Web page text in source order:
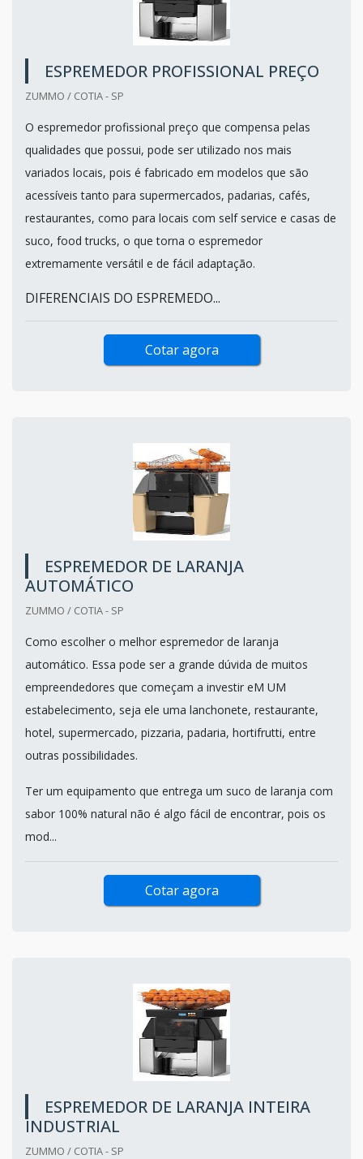
ESPREMEDOR PROFISSIONAL PREÇO
ZUMMO / COTIA - SP
O espremedor profissional preço que compensa pelas
qualidades que possui, pode ser utilizado nos mais
variados locais, pois é fabricado em modelos que são
acessíveis tanto para supermercados, padarias, cafés,
restaurantes, como para locais com self service e casas de
suco, food trucks, o que torna o espremedor
extremamente versátil e de fácil adaptação.
DIFERENCIAIS DO ESPREMEDO...
Cotar agora
ESPREMEDOR DE LARANJA
AUTOMÁTICO
ZUMMO / COTIA - SP
Como escolher o melhor espremedor de laranja
automático. Essa pode ser a grande dúvida de muitos
empreendedores que começam a investir eM UM
estabelecimento, seja ele uma lanchonete, restaurante,
hotel, supermercado, pizzaria, padaria, hortifrutti, entre
outras possibilidades.
Ter um equipamento que entrega um suco de laranja com
sabor 100% natural não é algo fácil de encontrar, pois os
mod...
Cotar agora
ESPREMEDOR DE LARANJA INTEIRA
INDUSTRIAL
ZUMMO / COTIA - SP